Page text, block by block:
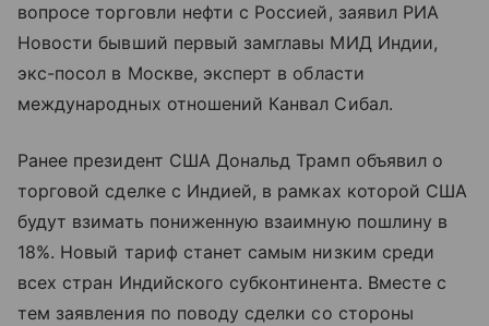
вопросе торговли нефти с Россией, заявил РИА
Новости бывший первый замглавы МИД Индии,
экс-посол в Москве, эксперт в области
международных отношений Канвал Сибал.
Ранее президент США Дональд Трамп объявил о
торговой сделке с Индией, в рамках которой США
будут взимать пониженную взаимную пошлину в
18%. Новый тариф станет самым низким среди
всех стран Индийского субконтинента. Вместе с
тем заявления по поводу сделки со стороны